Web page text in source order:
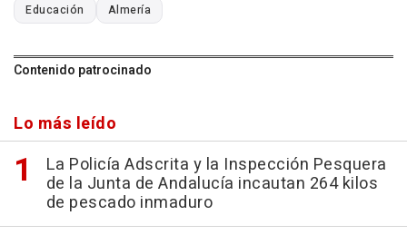
Educación Almería
Contenido patrocinado
Lo más leído
La Policía Adscrita y la Inspección Pesquera
de la Junta de Andalucía incautan 264 kilos
de pescado inmaduro